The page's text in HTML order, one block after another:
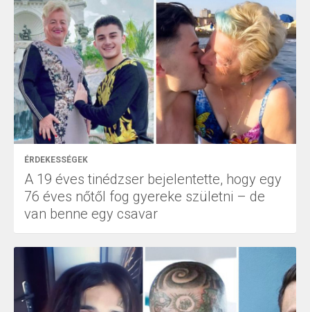
ÉRDEKESSÉGEK
A 19 éves tinédzser bejelentette, hogy egy
76 éves nőtől fog gyereke születni – de
van benne egy csavar